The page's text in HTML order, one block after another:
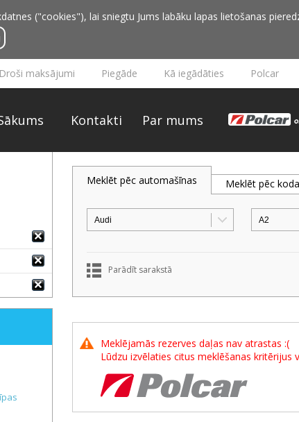
("cookies"), lai sniegtu Jums labāku lapas lietošanas
Droši maksājumi Piegāde Kā iegādāties Polcar
Kontakti Par mums
Meklēt pēc automašīnas Meklēt pēc
Parādīt sarakstā
Meklējamās rezerves daļas nav atrastas :(
Lūdzu izvēlaties citus meklēšanas